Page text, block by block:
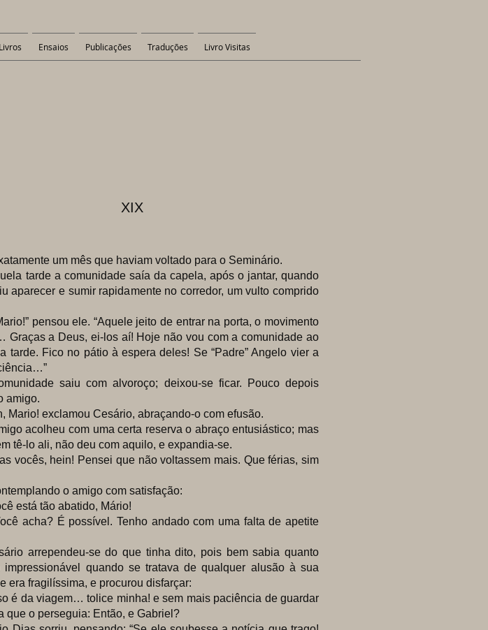
Livros Ensaios Publicações Traduções Livro Visitas
um mês que haviam voltado para o Seminário.
tarde a comunidade saía da capela, após o jantar, quando
aparecer e sumir rapidamente no corredor, um vulto comprido
pensou ele. “Aquele jeito de entrar na porta, o movimento
Graças a Deus, ei-los aí! Hoje não vou com a comunidade ao
tarde. Fico no pátio à espera deles! Se “Padre” Angelo vier a
saiu com alvoroço; deixou-se ficar. Pouco depois
amigo.
exclamou Cesário, abraçando-o com efusão.
acolheu com uma certa reserva o abraço entusiástico; mas
tê-lo ali, não deu com aquilo, e expandia-se.
hein! Pensei que não voltassem mais. Que férias, sim
o amigo com satisfação:
tão abatido, Mário!
É possível. Tenho andado com uma falta de apetite
arrependeu-se do que tinha dito, pois bem sabia quanto
impressionável quando se tratava de qualquer alusão à sua
era fragilíssima, e procurou disfarçar:
da viagem… tolice minha! e sem mais paciência de guardar
que o perseguia: Então, e Gabriel?
XIX